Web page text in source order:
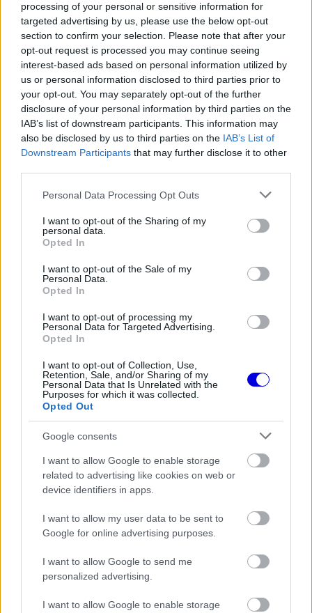
processing of your personal or sensitive information for
targeted advertising by us, please use the below opt-out
section to confirm your selection. Please note that after your
opt-out request is processed you may continue seeing
interest-based ads based on personal information utilized by
us or personal information disclosed to third parties prior to
your opt-out. You may separately opt-out of the further
disclosure of your personal information by third parties on the
IAB’s list of downstream participants. This information may
also be disclosed by us to third parties on the IAB’s List of
Downstream Participants that may further disclose it to other
Please note that this website/app uses one or more Google
not limited to your visit or usage behaviour. You may click to
grant or deny consent to Google and its third-party tags to
use your data for below specified purposes in below Google
consent section.
Personal Data Processing Opt Outs
I want to opt-out of the Sharing of my
personal data.
Opted In
I want to opt-out of the Sale of my
Personal Data.
Opted In
I want to opt-out of processing my
Personal Data for Targeted Advertising.
Opted In
I want to opt-out of Collection, Use,
Retention, Sale, and/or Sharing of my
Personal Data that Is Unrelated with the
Purposes for which it was collected.
Opted Out
Google consents
I want to allow Google to enable storage
related to advertising like cookies on web or
device identifiers in apps.
I want to allow my user data to be sent to
Google for online advertising purposes.
I want to allow Google to send me
personalized advertising.
I want to allow Google to enable storage
Player
is
loading.
modal
window.
A háttérben folyó munka nagyságát jól mutatja,
hogy az istálló munkatársai állítólag úgy tesznek,
mintha a következő három verseny nem is
majd, vagyis egy futammal a korábban
elképzeltnél később.
EZEKET IS AJÁNLJUK
Ferrari Lewis Hamilton miatt
FORMA-1
Komoly döntést hozott a Ferrari,
a győzelmek
Antonelli elárulta a legfontosabb
leckét, amit Hamiltontól és
A csúszások hátterében Newey tavaly márciusi